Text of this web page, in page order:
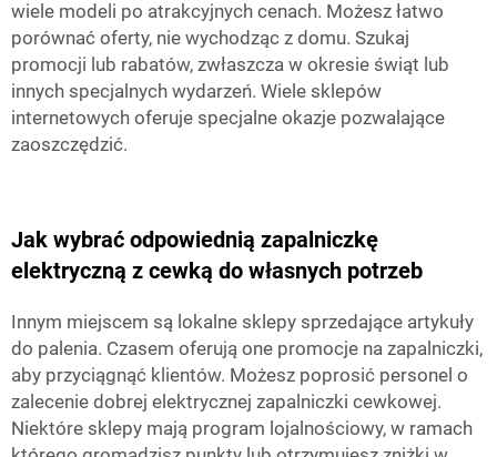
wiele modeli po atrakcyjnych cenach. Możesz łatwo
porównać oferty, nie wychodząc z domu. Szukaj
promocji lub rabatów, zwłaszcza w okresie świąt lub
innych specjalnych wydarzeń. Wiele sklepów
internetowych oferuje specjalne okazje pozwalające
zaoszczędzić.
Jak wybrać odpowiednią zapalniczkę
elektryczną z cewką do własnych potrzeb
Innym miejscem są lokalne sklepy sprzedające artykuły
do palenia. Czasem oferują one promocje na zapalniczki,
aby przyciągnąć klientów. Możesz poprosić personel o
zalecenie dobrej elektrycznej zapalniczki cewkowej.
Niektóre sklepy mają program lojalnościowy, w ramach